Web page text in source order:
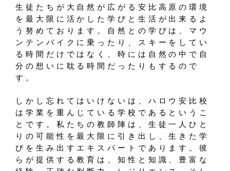
生徒たちが大自然が広がる安比高原の環境
を最大限に活かした学びと生活が出来るよ
う努めております。自然との学びは、マウ
ンテンバイクに乗ったり、スキーをしてい
る時間だけではなく、時には自然の中で自
分の想いに耽る時間だったりもするので
す。
しかし忘れてはいけないは、ハロウ安比校
は学業を重んじている学校であるというこ
とです。私たちの教師陣は、生徒一人ひと
りの可能性を最大限に引き出し、生きた学
びを生み出すエキスパートであります。彼
らが提供する教育は、知性と知識、豊富な